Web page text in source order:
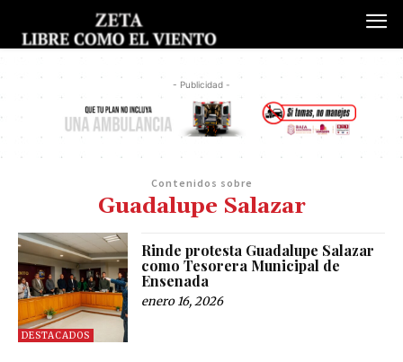
- Publicidad -
Contenidos sobre
Guadalupe Salazar
DESTACADOS
Rinde protesta Guadalupe Salazar
como Tesorera Municipal de
Ensenada
enero 16, 2026